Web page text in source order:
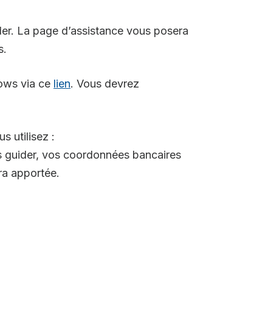
La page d’assistance vous posera
via ce lien. Vous devrez
utilisez :
vos coordonnées bancaires
apportée.